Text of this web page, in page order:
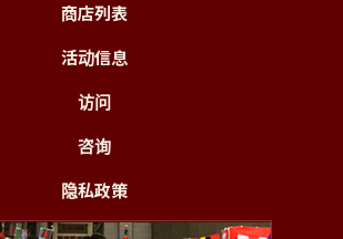
商店列表
活动信息
访问
咨询
隐私政策